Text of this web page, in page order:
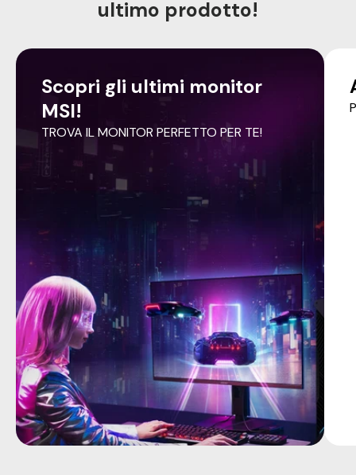
ultimo prodotto!
Scopri gli ultimi monitor
MSI!
TROVA IL MONITOR PERFETTO PER TE!